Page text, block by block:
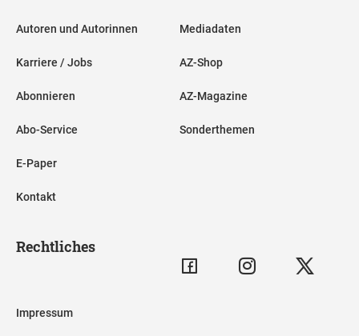
Autoren und Autorinnen
Karriere / Jobs
Abonnieren
Abo-Service
E-Paper
Kontakt
Mediadaten
AZ-Shop
AZ-Magazine
Sonderthemen
Rechtliches
Impressum